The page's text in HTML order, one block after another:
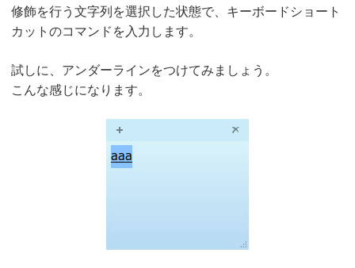
修飾を行う文字列を選択した状態で、キーボードショート
カットのコマンドを入力します。
試しに、アンダーラインをつけてみましょう。
こんな感じになります。